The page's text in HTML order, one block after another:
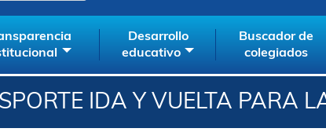
Desarrollo
educativo
Buscador de
colegiados
IDA Y VUELTA PARA